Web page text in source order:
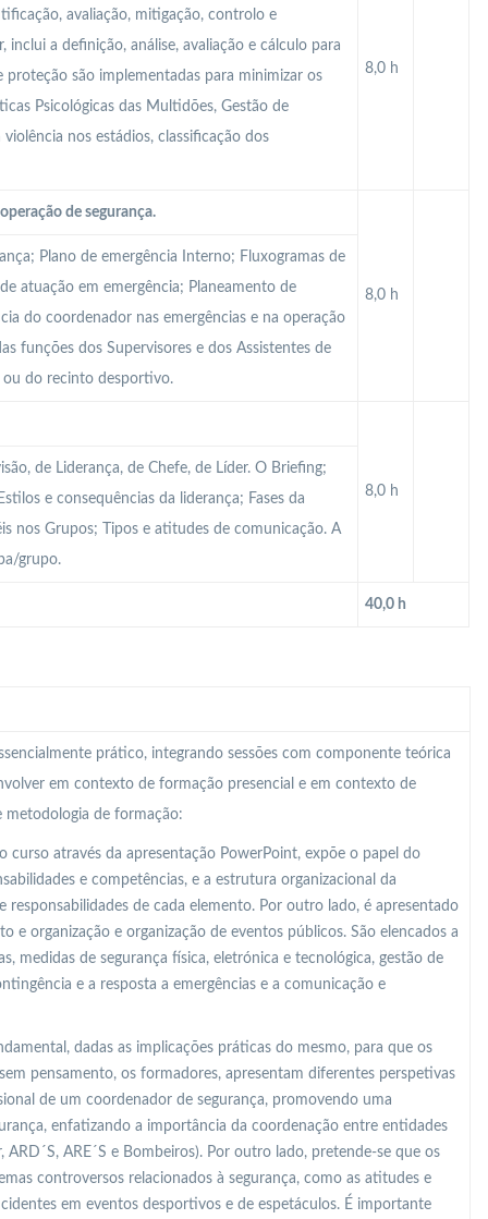
8,0 h
avaliação, mitigação, controlo e
a definição, análise, avaliação e cálculo para
proteção são implementadas para minimizar os
Psicológicas das Multidões, Gestão de
nos estádios, classificação dos
de segurança.
8,0 h
Plano de emergência Interno; Fluxogramas de
atuação em emergência; Planeamento de
do coordenador nas emergências e na operação
funções dos Supervisores e dos Assistentes de
do recinto desportivo.
8,0 h
de Liderança, de Chefe, de Líder. O Briefing;
e consequências da liderança; Fases da
nos Grupos; Tipos e atitudes de comunicação. A
grupo.
40,0 h
prático, integrando sessões com componente teórica
em contexto de formação presencial e em contexto de
de formação:
curso através da apresentação PowerPoint, expõe o papel do
e competências, e a estrutura organizacional da
responsabilidades de cada elemento. Por outro lado, é apresentado
e organização e organização de eventos públicos. São elencados a
medidas de segurança física, eletrónica e tecnológica, gestão de
e a resposta a emergências e a comunicação e
dadas as implicações práticas do mesmo, para que os
pensamento, os formadores, apresentam diferentes perspetivas
de um coordenador de segurança, promovendo uma
enfatizando a importância da coordenação entre entidades
ARE´S e Bombeiros). Por outro lado, pretende-se que os
controversos relacionados à segurança, como as atitudes e
em eventos desportivos e de espetáculos. É importante